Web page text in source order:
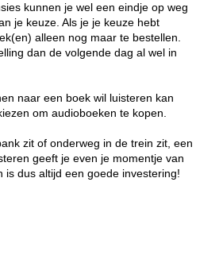
kunnen je wel een eindje op weg
je keuze. Als je je keuze hebt
alleen nog maar te bestellen.
dan de volgende dag al wel in
naar een boek wil luisteren kan
om audioboeken te kopen.
zit of onderweg in de trein zit, een
geeft je even je momentje van
is dus altijd een goede investering!